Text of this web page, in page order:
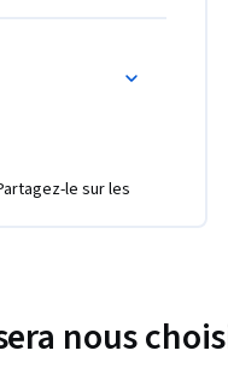
le sur les
nous